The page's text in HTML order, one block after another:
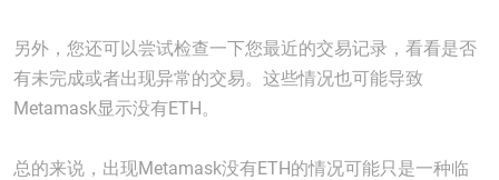
另外，您还可以尝试检查一下您最近的交易记录，看看是否
有未完成或者出现异常的交易。这些情况也可能导致
Metamask显示没有ETH。
总的来说，出现Metamask没有ETH的情况可能只是一种临